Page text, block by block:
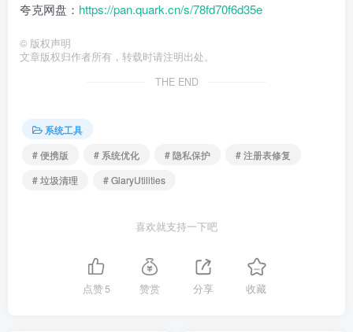
夸克网盘： https://pan.quark.cn/s/78fd70f6d35e
© 版权声明
文章版权归作者所有，转载时请注明出处。
THE END
系统工具
# 便携版
# 系统优化 # 隐私保护
# 注册表修复
# 垃圾清理
# GlaryUtilities
喜欢就支持一下吧
点赞5 赞赏 分享 收藏